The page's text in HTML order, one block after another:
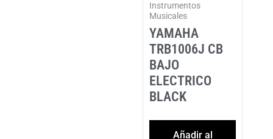
Instrumentos
Musicales
YAMAHA
TRB1006J CB
BAJO
ELECTRICO
BLACK
Añadir al